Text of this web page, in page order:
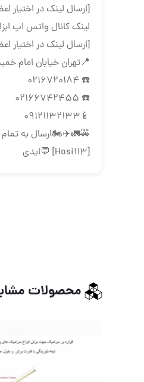
[ارسال لینک در اختیار
لینک کانال واتس اپ
[ارسال لینک در اختیار
📍تهران خیابان امام
☎️ 0216720184
☎️ 02166742455
📱09121132133
🚕🚛✈️🏍ارسال به تمام
[Hosi113] 💬ایدی
محصولات